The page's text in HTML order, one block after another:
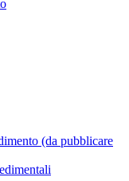
(da pubblicare